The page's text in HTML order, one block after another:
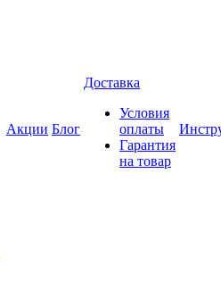
Акции Блог
Доставка
Условия
оплаты
Гарантия
на товар